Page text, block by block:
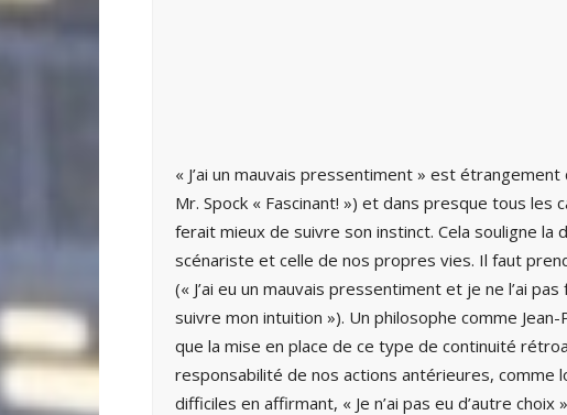
« J’ai un mauvais pressentiment » est
Mr. Spock « Fascinant! ») et dans presque tous les
ferait mieux de suivre son instinct. Cela souligne
scénariste et celle de nos propres vies. Il faut
(« J’ai eu un mauvais pressentiment et je ne l’ai
suivre mon intuition »). Un philosophe comme
que la mise en place de ce type de continuité
responsabilité de nos actions antérieures, comme
difficiles en affirmant, « Je n’ai pas eu d’autre